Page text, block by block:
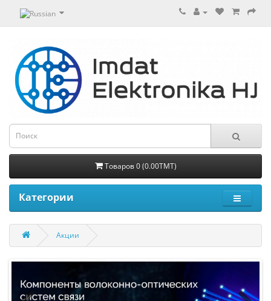
Товаров 0 (0.00TMT)
Категории
Акции